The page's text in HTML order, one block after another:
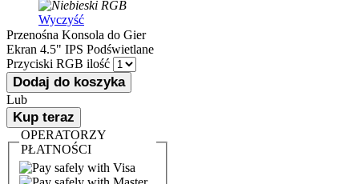
Wyczyść
Przenośna Konsola do Gier
Ekran 4.5" IPS Podświetlane
Przyciski RGB ilość
Dodaj do koszyka
Lub
Kup teraz
OPERATORZY
PŁATNOŚCI